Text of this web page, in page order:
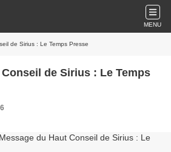
MENU
de Sirius : Le Temps Presse
de Sirius : Le Temps